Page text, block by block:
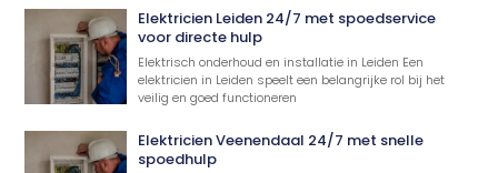
Elektricien Leiden 24/7 met spoedservice
voor directe hulp
Elektrisch onderhoud en installatie in Leiden Een
elektricien in Leiden speelt een belangrijke rol bij het
veilig en goed functioneren
Elektricien Veenendaal 24/7 met snelle
spoedhulp